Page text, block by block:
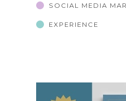
SOCIAL MEDIA
EXPERIENCE